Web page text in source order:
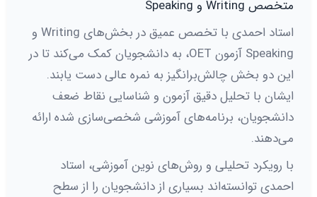
متخصص Writing و Speaking
استاد احمدی با تخصص عمیق در بخش‌های Writing و
Speaking آزمون OET، به دانشجویان کمک می‌کند تا در
این دو بخش چالش‌برانگیز به نمره عالی دست یابند.
ایشان با تحلیل دقیق آزمون و شناسایی نقاط ضعف
دانشجویان، برنامه‌های آموزشی شخصی‌سازی شده ارائه
می‌دهند.
با رویکرد تحلیلی و روش‌های نوین آموزشی، استاد
احمدی توانسته‌اند بسیاری از دانشجویان را از سطح